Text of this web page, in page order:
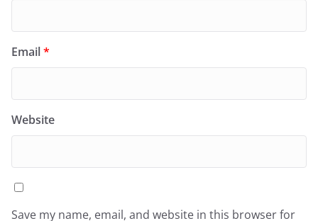
Email*
Website
Save my name, email, and website in this browser for